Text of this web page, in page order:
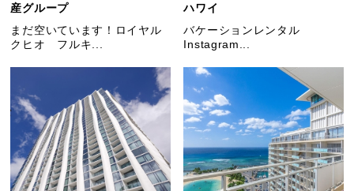
産グループ
まだ空いています！ロイヤル
クヒオ フルキ...
ハワイ
バケーションレンタル
Instagram...